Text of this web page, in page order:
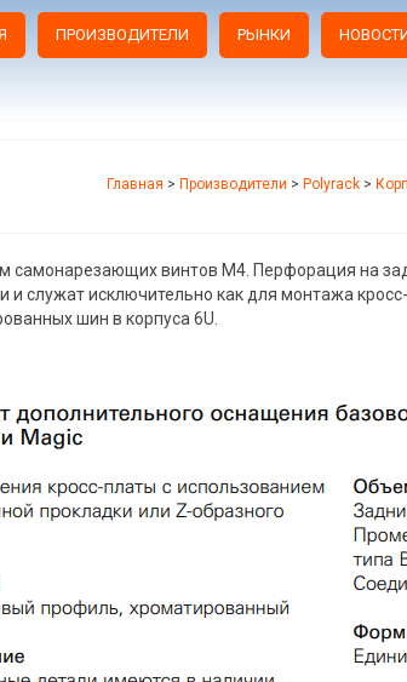
ПРОИЗВОДИТЕЛИ РЫНКИ
Главная > Производители > Polyrack >
самонарезающих винтов М4. Перфорация на
исключительно как для монтажа
шин в корпуса 6U.